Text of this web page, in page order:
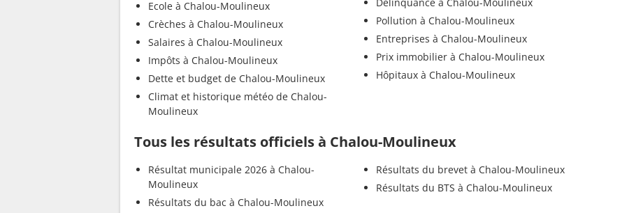
Ecole à Chalou-Moulineux
Crèches à Chalou-Moulineux
Salaires à Chalou-Moulineux
Impôts à Chalou-Moulineux
Dette et budget de Chalou-Moulineux
Climat et historique météo de Chalou-
Moulineux
Pollution à Chalou-Moulineux
Entreprises à Chalou-Moulineux
Prix immobilier à Chalou-Moulineux
Hôpitaux à Chalou-Moulineux
Tous les résultats officiels à Chalou-Moulineux
Résultat municipale 2026 à Chalou-
Moulineux
Résultats du bac à Chalou-Moulineux
Résultats du brevet à Chalou-Moulineux
Résultats du BTS à Chalou-Moulineux